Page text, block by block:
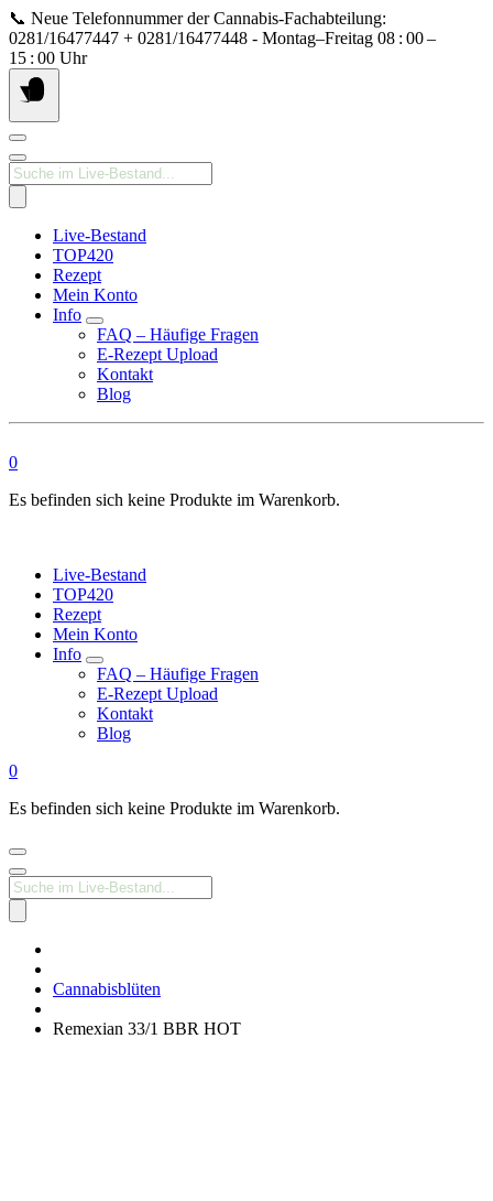
Springe
zum
Inhalt
📞 Neue Telefonnummer der Cannabis‑Fachabteilung:
0281/16477447 + 0281/16477448 - Montag–Freitag 08 : 00 –
15 : 00 Uhr
Products
search
Live-Bestand
TOP420
Rezept
Mein Konto
Info
FAQ – Häufige Fragen
E-Rezept Upload
Kontakt
Blog
0
Es befinden sich keine Produkte im Warenkorb.
Live-Bestand
TOP420
Rezept
Mein Konto
Info
FAQ – Häufige Fragen
E-Rezept Upload
Kontakt
Blog
0
Es befinden sich keine Produkte im Warenkorb.
Products
search
Apotheke
Cannabisblüten
Remexian 33/1 BBR HOT